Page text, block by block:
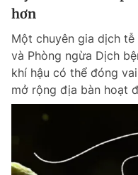
hơn
Một chuyên gia dịch
và Phòng ngừa Dịch
khí hậu có thể đóng
mở rộng địa bàn hoạt